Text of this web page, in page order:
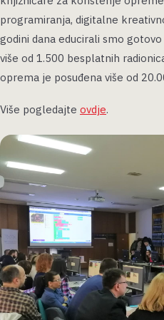
programiranja, digitalne
godini dana educirali smo
više od 1.500 besplatnih
oprema je posuđena više od
Više pogledajte ovdje.